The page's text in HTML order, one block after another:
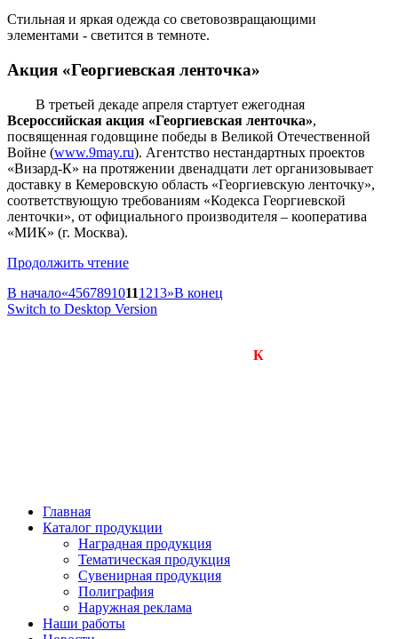
Стильная и яркая одежда со световозвращающими
элементами - светится в темноте.
Акция «Георгиевская ленточка»
В третьей декаде апреля стартует ежегодная
Всероссийская акция «Георгиевская ленточка»,
посвященная годовщине победы в Великой Отечественной
Войне (www.9may.ru). Агентство нестандартных проектов
«Визард-К» на протяжении двенадцати лет организовывает
доставку в Кемеровскую область «Георгиевскую ленточку»,
соответствующую требованиям «Кодекса Георгиевской
ленточки», от официального производителя – кооператива
«МИК» (г. Москва).
Продолжить чтение
В начало«45678910111213»В конец
Switch to Desktop Version
К
Главная
Каталог продукции
Наградная продукция
Тематическая продукция
Сувенирная продукция
Полиграфия
Наружная реклама
Наши работы